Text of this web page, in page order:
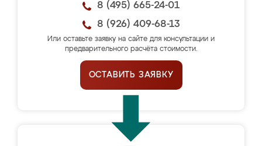
8 (495) 665-24-01
8 (926) 409-68-13
Или оставьте заявку на сайте для консультации и
предварительного расчёта стоимости.
ОСТАВИТЬ ЗАЯВКУ